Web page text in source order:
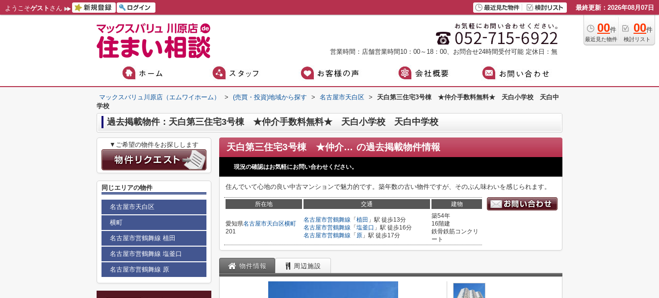
ようこそゲスト さん 最終更新：2026年08月07日
00件
最近見た物件
00件
検討リスト
営業時間：店舗営業時間10：00～18：00、お問合せ24時間受付可能 定休日：無
マックスバリュ川原店（エムワイホーム） > (売買・投資)地域から探す > 名古屋市天白区 >
天白第三住宅3号棟 ★仲介手数料無料★ 天白小学校 天白中
学校
過去掲載物件：天白第三住宅3号棟 ★仲介手数料無料★ 天白小学校 天白中学校
天白第三住宅3号棟 ★仲介手数料無料★ 天白小学校 天白中学校 の過去掲載物件情報
現況の確認はお気軽にお問い合わせください。
住んでいて心地の良い中古マンションで魅力的です。築年数の古い物件ですが、そのぶん味わいを感じられます。
所在地 交通 建物
愛知県名古屋市天白区横町
201
名古屋市営鶴舞線 「 植田 」駅 徒歩13分
名古屋市営鶴舞線 「 塩釜口 」駅 徒歩16分
名古屋市営鶴舞線 「 原 」駅 徒歩17分
築54年
16階建
鉄骨鉄筋コンクリ
ート
物件情報 周辺施設
▼ご希望の物件をお探しします
同じエリアの物件
名古屋市天白区
横町
名古屋市営鶴舞線 植田
名古屋市営鶴舞線 塩釜口
名古屋市営鶴舞線 原